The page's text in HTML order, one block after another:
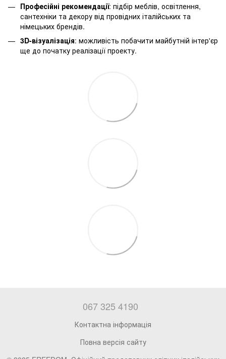
Професійні рекомендації: підбір меблів, освітлення,
сантехніки та декору від провідних італійських та
німецьких брендів.
3D-візуалізація: можливість побачити майбутній інтер'єр
ще до початку реалізації проекту.
067 325 4190
Контактна інформація
Повна версія сайту